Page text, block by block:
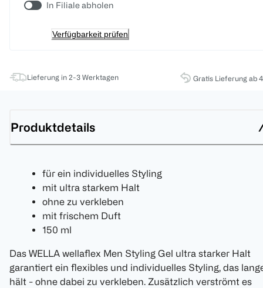
In Filiale abholen
Verfügbarkeit prüfen
Lieferung in 2-3 Werktagen Gratis Lieferung ab
Produktdetails
für ein individuelles Styling
mit ultra starkem Halt
ohne zu verkleben
mit frischem Duft
150 ml
Das WELLA wellaflex Men Styling Gel ultra starker Halt
garantiert ein flexibles und individuelles Styling, das
hält - ohne dabei zu verkleben. Zusätzlich verströmt es